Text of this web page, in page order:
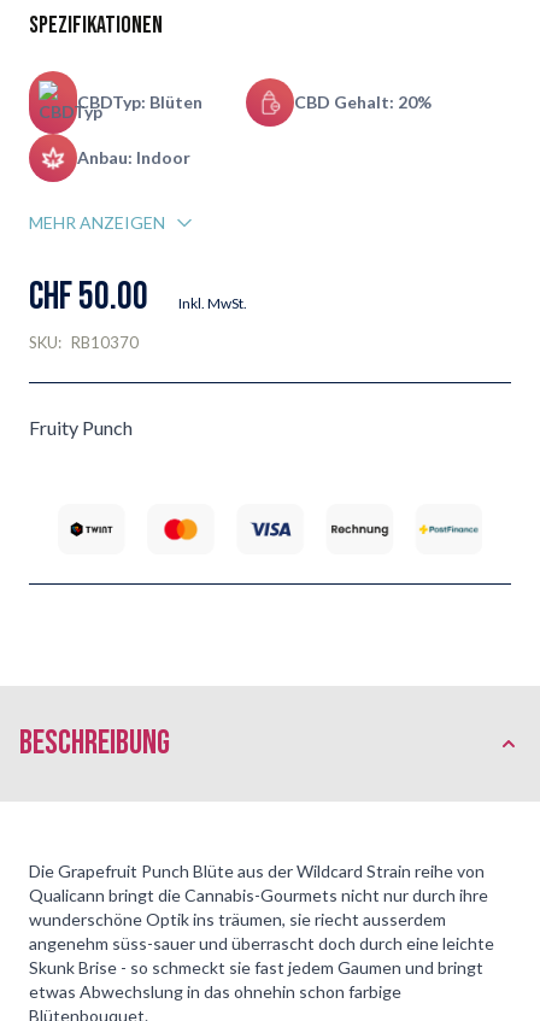
Spezifikationen
CBDTyp: Blüten CBD Gehalt: 20%
Anbau: Indoor
MEHR ANZEIGEN
CHF 50.00 Inkl. MwSt.
SKU: RB10370
Fruity Punch
Beschreibung
Die Grapefruit Punch Blüte aus der Wildcard Strain reihe von
Qualicann bringt die Cannabis-Gourmets nicht nur durch ihre
wunderschöne Optik ins träumen, sie riecht ausserdem
angenehm süss-sauer und überrascht doch durch eine leichte
Skunk Brise - so schmeckt sie fast jedem Gaumen und bringt
etwas Abwechslung in das ohnehin schon farbige
Blütenbouquet.